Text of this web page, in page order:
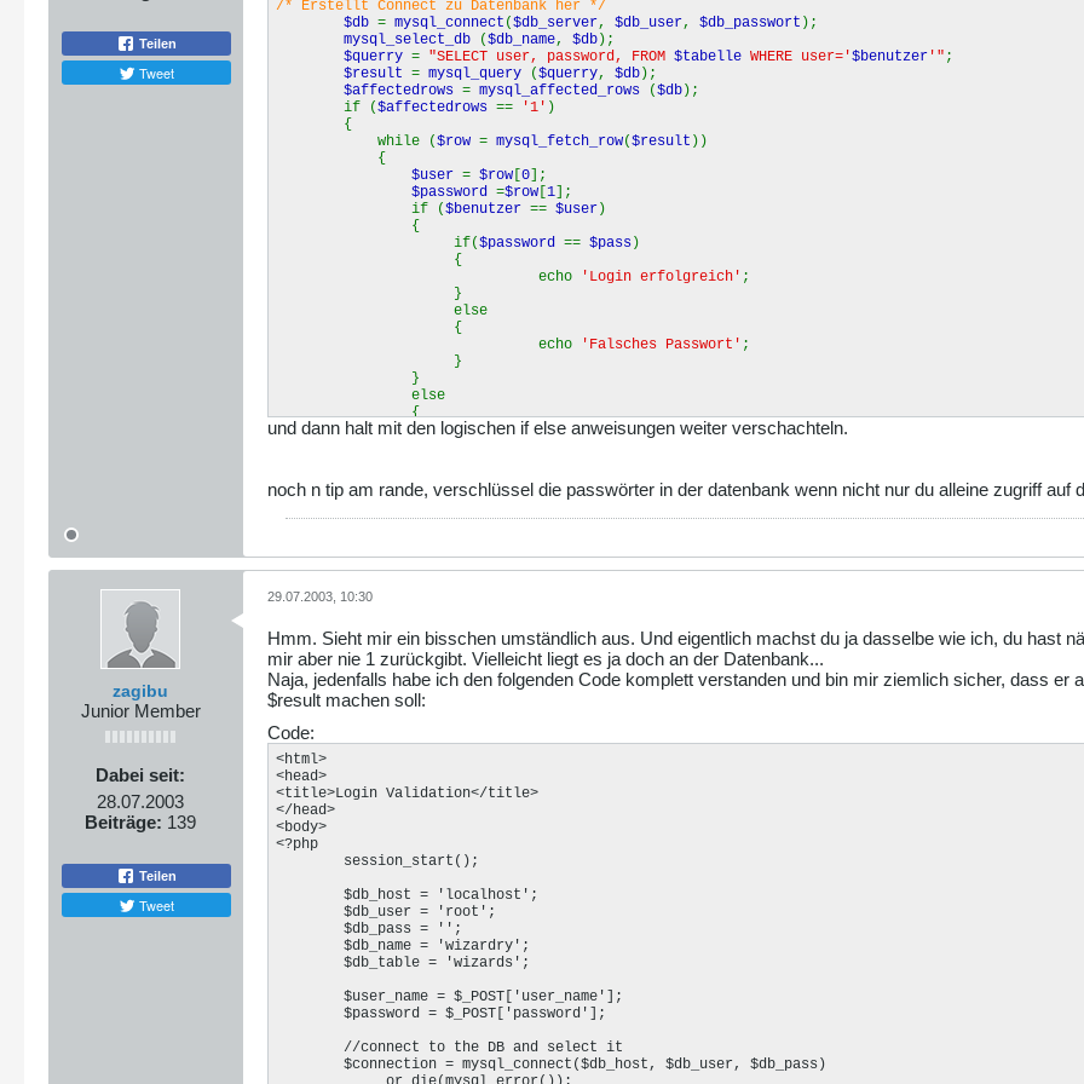
Teilen
Tweet
/* Erstellt Connect zu Datenbank her */
$db = mysql_connect ($db_server, $db_user, $db_passwort );
mysql_select_db
($db_name, $db);
$querry = "SELECT user, password, FROM $tabelle WHERE user='$benutzer '" ;
$result = mysql_query ($querry, $db);
$affectedrows = mysql_affected_rows ($db);
if ($affectedrows == '1' )
{
while ($row = mysql_fetch_row($result ))
{
$user = $row [0];
$password =$row [1];
if ($benutzer == $user)
{
if($password == $pass)
{
echo
'Login erfolgreich' ;
}
else
{
echo
'Falsches Passwort' ;
}
}
else
{
echo'Falscher Benutzername';
}
else
und dann halt mit den logischen if else anweisungen weiter verschachteln.
noch n tip am rande, verschlüssel die passwörter in der datenbank wenn nicht nur du alleine zugriff auf
zagibu
Junior Member
Dabei seit:
28.07.2003
Beiträge: 139
Teilen
Tweet
29.07.2003, 10:30
Hmm. Sieht mir ein bisschen umständlich aus. Und eigentlich machst du ja dasselbe wie ich, du hast
mir aber nie 1 zurückgibt. Vielleicht liegt es ja doch an der Datenbank...
Naja, jedenfalls habe ich den folgenden Code komplett verstanden und bin mir ziemlich sicher, dass
$result machen soll:
Code:
<html>
<head>
<title>Login Validation</title>
</head>
<body>
<?php